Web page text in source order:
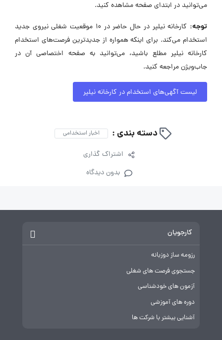
می‌توانید در ابتدای صفحه مشاهده کنید.
توجه:
کارخانه نیلپر در حال حاضر در ۱۰ موقعیت شغلی نیروی جدید
استخدام می‌کند. برای اینکه همواره از جدیدترین فرصت‌های استخدام
کارخانه نیلپر مطلع باشید، می‌توانید به صفحه اختصاصی آن در
جاب‌ویژن مراجعه کنید.
لیست آگهی‌های استخدام در کارخانه نیلپر
دسته بندی : اخبار استخدامی
اشتراک گذاری
بدون دیدگاه
کارجویان
رزومه ساز دوزبانه
جستجوی فرصت های شغلی
آزمون های خودشناسی
دوره های آموزشی
آشنایی بیشتر با شرکت ها